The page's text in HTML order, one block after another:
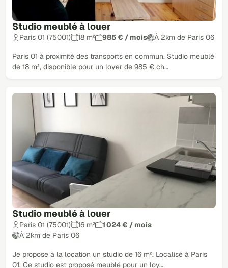
Studio meublé à louer
Paris 01 (75001) 18 m² 985 € / mois À 2km de Paris 06
Paris 01 à proximité des transports en commun. Studio meublé
de 18 m², disponible pour un loyer de 985 € ch…
Studio meublé à louer
Paris 01 (75001) 16 m²
1 024 € / mois
À 2km de Paris 06
Je propose à la location un studio de 16 m². Localisé à Paris
01. Ce studio est proposé meublé pour un loy…